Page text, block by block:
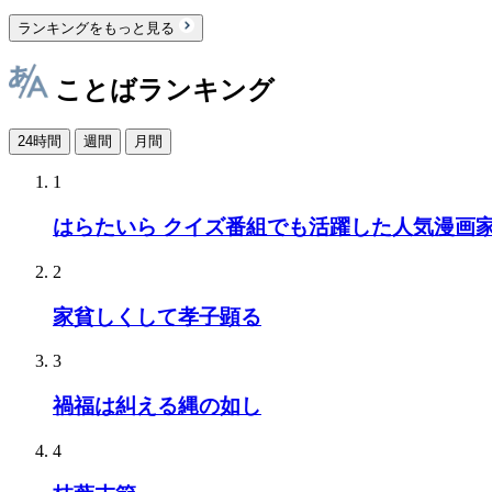
ランキングをもっと見る
ことばランキング
24時間 週間 月間
1
はらたいら クイズ番組でも活躍した人気漫画
2
家貧しくして孝子顕る
3
禍福は糾える縄の如し
4